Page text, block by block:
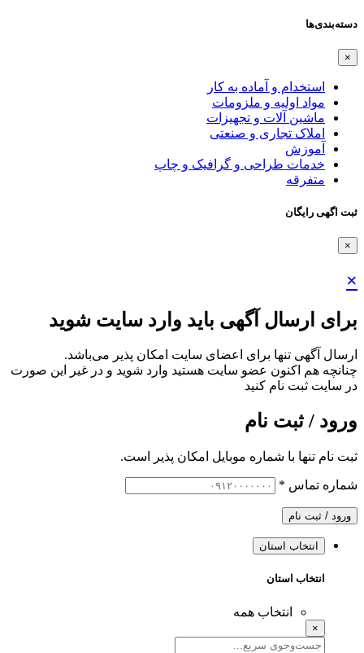
دسته‌بندی‌ها
×
استخدام و آماده به کار
مواد اولیه و ملزومات
ماشین آلات و تجهیزات
املاک تجاری و صنعتی
آموزش
خدمات طراحی و گرافیک و چاپ
متفرقه
ثبت اگهی رایگان
×
×
برای ارسال آگهی باید وارد سایت شوید
ارسال آگهی تنها برای اعضای سایت امکان پذیر می‌باشد.
چنانچه هم‌ اکنون عضو سایت هستید وارد شوید و در غیر این صورت
در سایت ثبت نام کنید
ورود / ثبت نام
ثبت نام تنها با شماره موبایل امکان پذیر است.
شماره تماس *
ورود / ثبت نام
انتخاب استان
انتخاب استان
انتخاب همه
×